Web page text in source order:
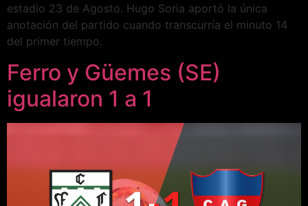
estadio 23 de Agosto. Hugo Soria aportó la única
anotación del partido cuando transcurría el minuto 14
del primer tiempo.
Ferro y Güemes (SE)
igualaron 1 a 1